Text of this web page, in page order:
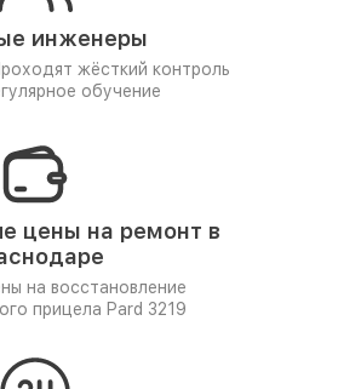
инженеры
жёсткий контроль
обучение
цены на ремонт в
на восстановление
прицела Pard 3219